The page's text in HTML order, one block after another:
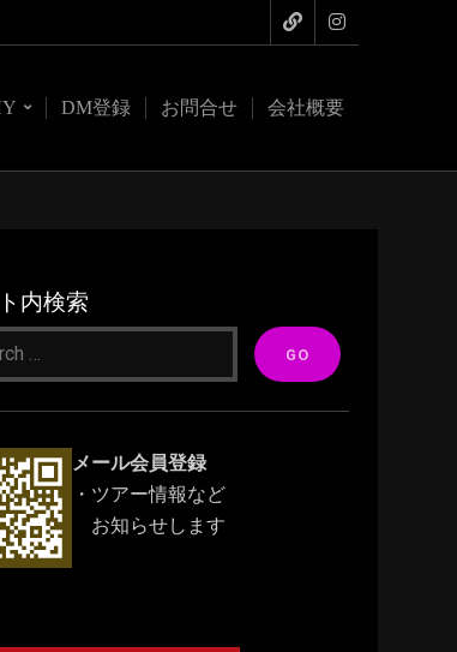
DM登録 お問合せ 会社概要
内検索
メール会員登録
・ツアー情報など
お知らせします